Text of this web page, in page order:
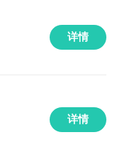
详情
详情